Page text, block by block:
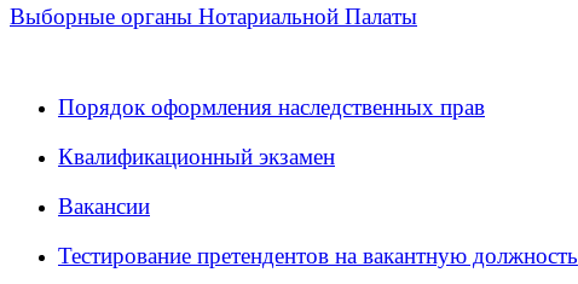
Выборные органы Нотариальной Палаты
Порядок оформления наследственных прав
Квалификационный экзамен
Вакансии
Тестирование претендентов на вакантную должность